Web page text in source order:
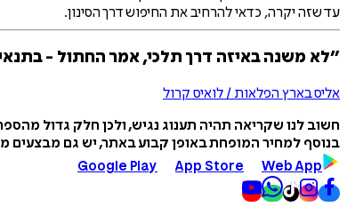
עד שזה יקרה, כדאי להרחיב את החיפוש דרך הסינון.
״לא משנה באיזה דרך תלכי, אמר החתול -
אליס בארץ הפלאות / לואיס קרול
חשוב לנו שקריאה תהיה תענוג נגיש, ולכן חלק גדול
בנוסף למחיר המופחת באופן קבוע באתר, יש גם מבצעים
Google Play
App Store Web App